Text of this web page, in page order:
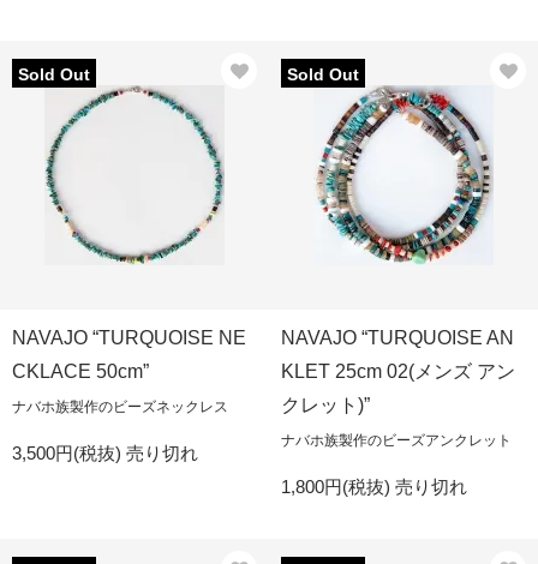
Sold Out
NAVAJO “TURQUOISE NE
CKLACE 50cm”
ナバホ族製作のビーズネックレス
3,500円(税抜) 売り切れ
Sold Out
NAVAJO “TURQUOISE AN
KLET 25cm 02(メンズ アン
クレット)”
ナバホ族製作のビーズアンクレット
1,800円(税抜) 売り切れ